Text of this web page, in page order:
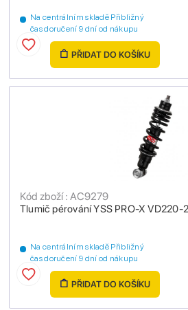
Na centrálním skladě Přibližný
čas doručení 9 dní od nákupu
PŘIDAT DO KOŠÍKU
Tlumič pérování YSS PRO-X VD220-
Kód zboží : AC9279
Na centrálním skladě Přibližný
čas doručení 9 dní od nákupu
PŘIDAT DO KOŠÍKU